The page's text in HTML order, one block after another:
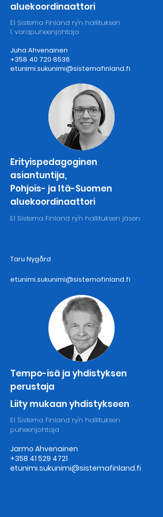
aluekoordinaattori
El Sistema Finland ry'n hallituksen
1. varapuheenjohtaja
Juha Ahvenainen
+358 40 720 8536
etunimi.sukunimi@sistemafinland.fi
Erityispedagoginen
asiantuntija,
Pohjois- ja Itä-Suomen
aluekoordinaattori
El Sistema Finland ry'n hallituksen jäsen
Taru Nygård
etunimi.sukunimi@sistemafinland.fi
Tempo-isä ja yhdistyksen
perustaja
Liity mukaan yhdistykseen
El Sistema Finland ry'n hallituksen
puheenjohtaja
Jarmo Ahvenainen
+358 41 529 4721
etunimi.sukunimi@sistemafinland.fi